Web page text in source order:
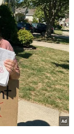
núi Vụng
tác chữa
khi đám
được khống
rải rác tại
ngay sát
tiếp cận
lan rộng từ